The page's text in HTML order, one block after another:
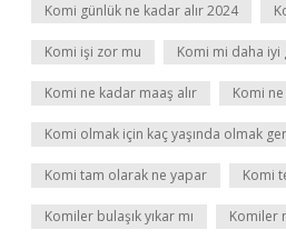
Komi günlük ne kadar alır 2024
Komi işi zor mu Komi mi daha iyi
Komi ne kadar maaş alır Komi
Komi olmak için kaç yaşında olmak
Komi tam olarak ne yapar Komi
Komiler bulaşık yıkar mı Komiler